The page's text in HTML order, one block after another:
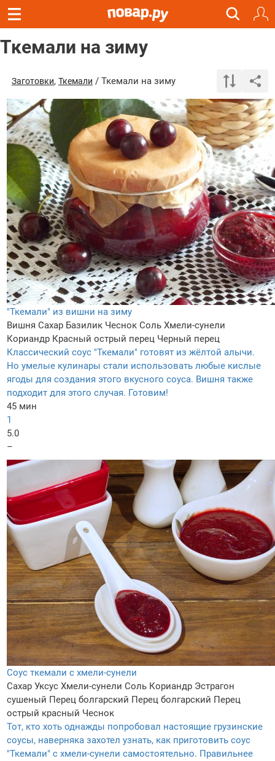
Ткемали на зиму
Заготовки, Ткемали / Ткемали на зиму
"Ткемали" из вишни на зиму
Вишня Сахар Базилик Чеснок Соль Хмели-сунели
Кориандр Красный острый перец Черный перец
Классический соус "Ткемали" готовят из жёлтой алычи.
Но умелые кулинары стали использовать любые кислые
ягоды для создания этого вкусного соуса. Вишня также
подходит для этого случая. Готовим!
45 мин
1
5.0
–
Соус ткемали с хмели-сунели
Сахар Уксус Хмели-сунели Соль Кориандр Эстрагон
сушеный Перец болгарский Перец болгарский Перец
острый красный Чеснок
Тот, кто хоть однажды попробовал настоящие грузинские
соусы, наверняка захотел узнать, как приготовить соус
"Ткемали" с хмели-сунели самостоятельно. Правильнее